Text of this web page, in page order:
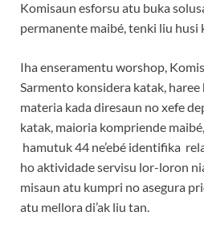
Komisaun esforsu atu buka
permanente maibé, tenki liu husi
Iha enseramentu worshop,
Sarmento konsidera katak,
materia kada diresaun no xefe
katak, maioria kompriende
hamutuk 44 ne’ebé identifika
ho aktividade servisu lor-loron
misaun atu kumpri no asegura
atu mellora di’ak liu tan.